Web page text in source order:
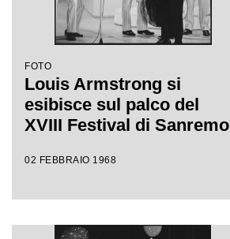
FOTO
Louis Armstrong si
esibisce sul palco del
XVIII Festival di Sanremo
02 FEBBRAIO 1968